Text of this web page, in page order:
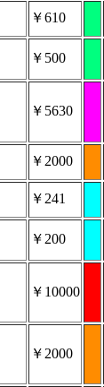
￥610
￥500
￥5630
￥2000
￥241
￥200
￥10000
￥2000